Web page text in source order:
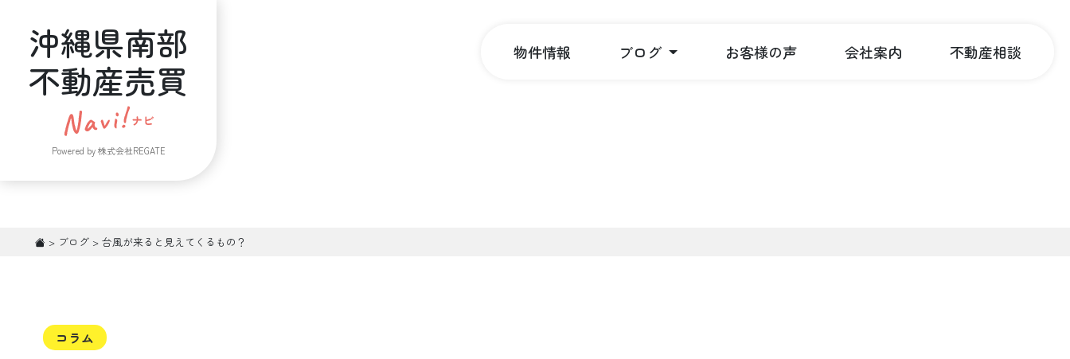
沖縄県南部
不動産売買
Powered by 株式会社REGATE
物件情報 ブログ お客様の声 会社案内 不動産相談
> ブログ > 台風が来ると見えてくるもの？
コラム